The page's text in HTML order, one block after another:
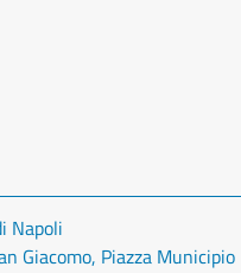
Napoli
Giacomo, Piazza Municipio